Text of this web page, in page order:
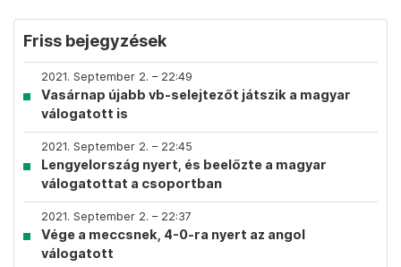
Friss bejegyzések
2021. September 2. – 22:49
Vasárnap újabb vb-selejtezőt játszik a magyar
válogatott is
2021. September 2. – 22:45
Lengyelország nyert, és beelőzte a magyar
válogatottat a csoportban
2021. September 2. – 22:37
Vége a meccsnek, 4-0-ra nyert az angol
válogatott